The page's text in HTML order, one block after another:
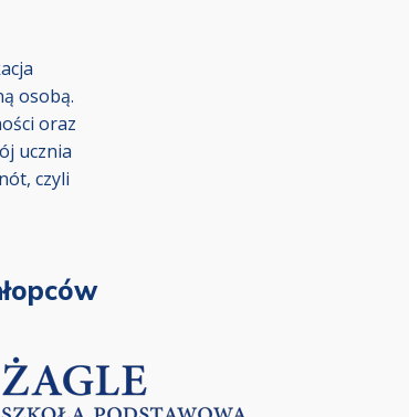
osobą.
oraz
ucznia
czyli